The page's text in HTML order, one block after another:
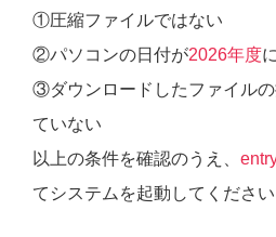
①圧縮ファイルではない
②パソコンの日付が2026年度
③ダウンロードしたファイル
ていない
以上の条件を確認のうえ、
てシステムを起動してください